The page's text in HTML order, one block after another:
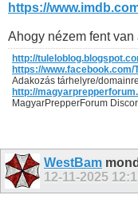
https://
Ahogy nézem fent van
http://
https://www.facebook.com/
Adakozás tárhelyre/
http://
MagyarPrepperForum
WestBam
12-11-2025